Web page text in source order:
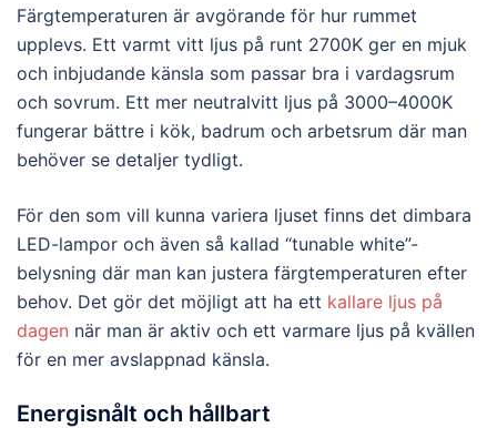
Färgtemperaturen är avgörande för hur rummet
upplevs. Ett varmt vitt ljus på runt 2700K ger en mjuk
och inbjudande känsla som passar bra i vardagsrum
och sovrum. Ett mer neutralvitt ljus på 3000–4000K
fungerar bättre i kök, badrum och arbetsrum där man
behöver se detaljer tydligt.
För den som vill kunna variera ljuset finns det dimbara
LED-lampor och även så kallad “tunable white”-
belysning där man kan justera färgtemperaturen efter
behov. Det gör det möjligt att ha ett kallare ljus på
dagen när man är aktiv och ett varmare ljus på kvällen
för en mer avslappnad känsla.
Energisnålt och hållbart